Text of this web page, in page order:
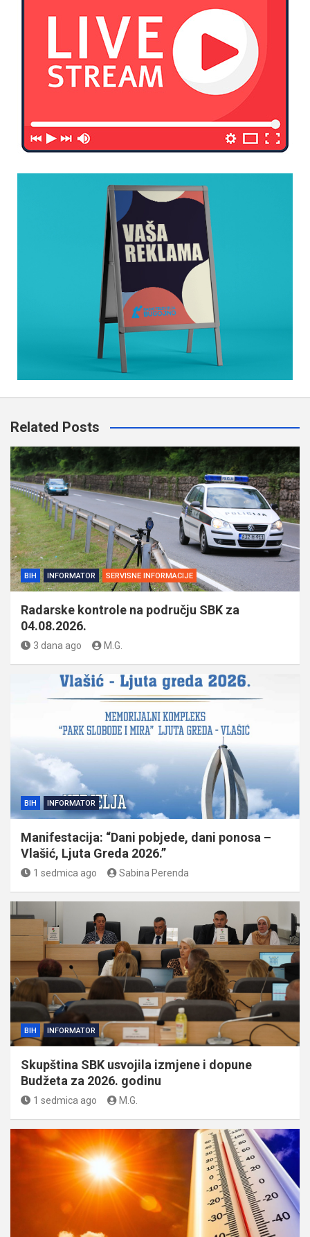
Related Posts
BIH INFORMATOR SERVISNE INFORMACIJE
Radarske kontrole na području SBK za
04.08.2026.
3 dana ago M.G.
BIH INFORMATOR
Manifestacija: “Dani pobjede, dani ponosa –
Vlašić, Ljuta Greda 2026.”
1 sedmica ago Sabina Perenda
BIH INFORMATOR
Skupština SBK usvojila izmjene i dopune
Budžeta za 2026. godinu
1 sedmica ago M.G.